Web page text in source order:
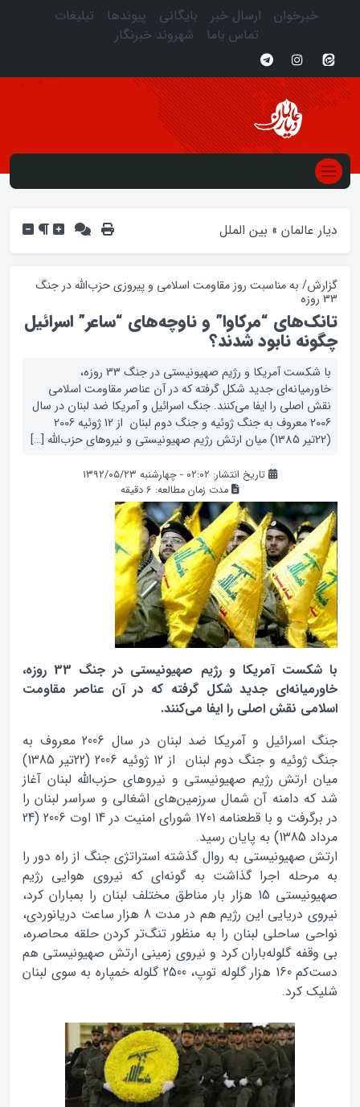
خبرخوان ارسال خبر بایگانی پیوندها
تبلیغات
تماس باما
شهروند خبرنگار
دیار عالمان » بین الملل
گزارش/ به مناسبت روز مقاومت اسلامی و پیروزی حزب‌الله در جنگ
33 روزه
تانک‌های “مرکاوا” و ناوچه‌های “ساعر” اسرائیل
چگونه نابود شدند؟
با شکست آمریکا و رژیم صهیونیستی در جنگ 33 روزه،
خاورمیانه‌ای جدید شکل گرفته که در آن عناصر مقاومت اسلامي
نقش اصلی را ایفا می‌کنند. جنگ اسرائیل و آمریکا ضد لبنان در سال
2006 معروف به جنگ ژوئیه و جنگ دوم لبنان از 12 ژوئیه 2006
(22تیر 1385) میان ارتش رژیم صهیونیستی و نیروهای حزب‌الله […]
تاریخ انتشار: ۰۲:۰۲ - چهارشنبه ۱۳۹۲/۰۵/۲۳
مدت زمان مطالعه: 6 دقیقه
با شکست آمریکا و رژیم صهیونیستی در جنگ 33 روزه،
خاورمیانه‌ای جدید شکل گرفته که در آن عناصر مقاومت
اسلامي نقش اصلی را ایفا می‌کنند.
جنگ اسرائیل و آمریکا ضد لبنان در سال 2006 معروف به
جنگ ژوئیه و جنگ دوم لبنان از 12 ژوئیه 2006 (22تیر 1385)
میان ارتش رژیم صهیونیستی و نیروهای حزب‌الله لبنان آغاز
شد که دامنه آن شمال سرزمین‌های اشغالی و سراسر لبنان را
در برگرفت و با قطعنامه 1701 شورای امنیت در 14 اوت 2006 (24
مرداد 1385) به پایان رسید.
ارتش صهیونیستی به روال گذشته استراتژی جنگ از راه دور را
به مرحله اجرا گذاشت به گونه‌ای که نیروی هوایی رژیم
صهیونیستی 15 هزار بار مناطق مختلف لبنان را بمباران کرد،
نیروی دریایی این رژیم هم در مدت 8 هزار ساعت دریانوردی،
نواحی ساحلی لبنان را به منظور تنگ‌تر کردن حلقه محاصره،
بی وقفه گلوله‌باران کرد و نیروی زمینی ارتش صهیونیستی هم
دست‌کم 160 هزار گلوله توپ، 2500 گلوله خمپاره به سوی لبنان
شلیک کرد.